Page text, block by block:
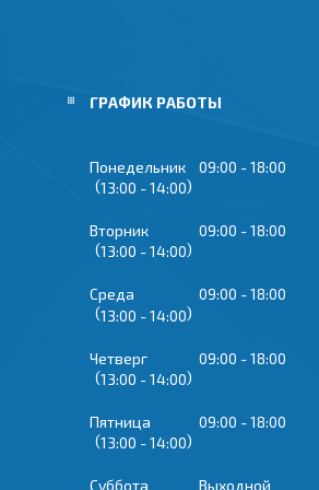
ГРАФИК РАБОТЫ
Понедельник 09:00
18:00
13:00
14:00
Вторник 09:00
18:00
13:00
14:00
Среда 09:00
18:00
13:00
14:00
Четверг 09:00
18:00
13:00
14:00
Пятница 09:00
18:00
13:00
14:00
Суббота Выходной